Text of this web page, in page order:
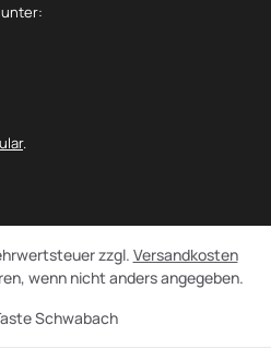
.
Schwabach
zzgl. Versandkosten
wenn nicht anders angegeben.